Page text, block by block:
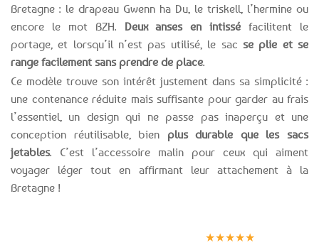
Bretagne : le drapeau Gwenn ha Du, le triskell, l’hermine ou
encore le mot BZH. Deux anses en intissé facilitent le
portage, et lorsqu’il n’est pas utilisé, le sac se plie et se
range facilement sans prendre de place.
Ce modèle trouve son intérêt justement dans sa simplicité :
une contenance réduite mais suffisante pour garder au frais
l’essentiel, un design qui ne passe pas inaperçu et une
conception réutilisable, bien plus durable que les sacs
jetables. C’est l’accessoire malin pour ceux qui aiment
voyager léger tout en affirmant leur attachement à la
Bretagne !
★★★★★